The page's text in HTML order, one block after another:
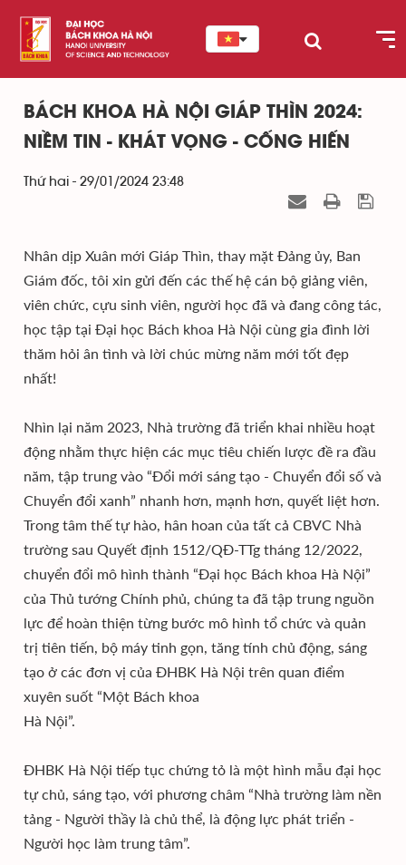
BÁCH KHOA HÀ NỘI GIÁP THÌN 2024:
NIỀM TIN - KHÁT VỌNG - CỐNG HIẾN
Thứ hai - 29/01/2024 23:48
Nhân dịp Xuân mới Giáp Thìn, thay mặt Đảng ủy, Ban
Giám đốc, tôi xin gửi đến các thế hệ cán bộ giảng viên,
viên chức, cựu sinh viên, người học đã và đang công tác,
học tập tại Đại học Bách khoa Hà Nội cùng gia đình lời
thăm hỏi ân tình và lời chúc mừng năm mới tốt đẹp
nhất!
Nhìn lại năm 2023, Nhà trường đã triển khai nhiều hoạt
động nhằm thực hiện các mục tiêu chiến lược đề ra đầu
năm, tập trung vào “Đổi mới sáng tạo - Chuyển đổi số và
Chuyển đổi xanh” nhanh hơn, mạnh hơn, quyết liệt hơn.
Trong tâm thế tự hào, hân hoan của tất cả CBVC Nhà
trường sau Quyết định 1512/QĐ-TTg tháng 12/2022,
chuyển đổi mô hình thành “Đại học Bách khoa Hà Nội”
của Thủ tướng Chính phủ, chúng ta đã tập trung nguồn
lực để hoàn thiện từng bước mô hình tổ chức và quản
trị tiên tiến, bộ máy tinh gọn, tăng tính chủ động, sáng
tạo ở các đơn vị của ĐHBK Hà Nội trên quan điểm
xuyên suốt “Một Bách khoa
Hà Nội”.
ĐHBK Hà Nội tiếp tục chứng tỏ là một hình mẫu đại học
tự chủ, sáng tạo, với phương châm “Nhà trường làm nền
tảng - Người thầy là chủ thể, là động lực phát triển -
Người học làm trung tâm”.